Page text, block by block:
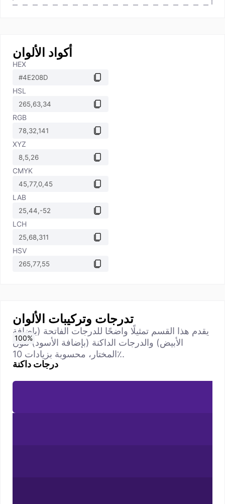
أكواد الألوان
HEX
HSL
RGB
XYZ
CMYK
LAB
LCH
HSV
تدرجات وتركيبات الألوان
يقدم هذا القسم تمثيلًا واضحًا للدرجات الفاتحة (بإضافة
الأبيض) والدرجات الداكنة (بإضافة الأسود) للون
المختار، محسوبة بزيادات 10٪.
درجات داكنة
0%
10%
20%
30%
40%
50%
60%
70%
80%
90%
100%